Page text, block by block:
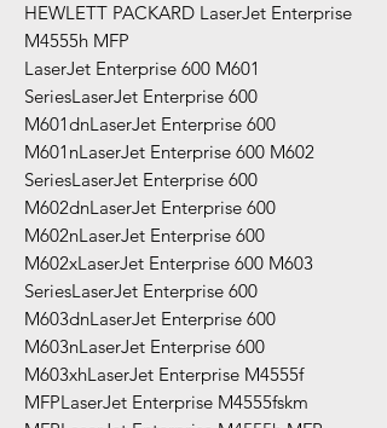
HEWLETT PACKARD LaserJet Enterprise
M4555h MFP
LaserJet Enterprise 600 M601
SeriesLaserJet Enterprise 600
M601dnLaserJet Enterprise 600
M601nLaserJet Enterprise 600 M602
SeriesLaserJet Enterprise 600
M602dnLaserJet Enterprise 600
M602nLaserJet Enterprise 600
M602xLaserJet Enterprise 600 M603
SeriesLaserJet Enterprise 600
M603dnLaserJet Enterprise 600
M603nLaserJet Enterprise 600
M603xhLaserJet Enterprise M4555f
MFPLaserJet Enterprise M4555fskm